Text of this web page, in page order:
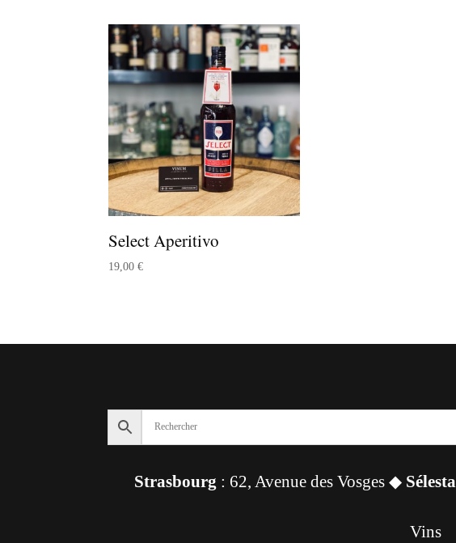
Select Aperitivo
19,00€
Strasbourg : 62, Avenue des Vosges ◆
Vins